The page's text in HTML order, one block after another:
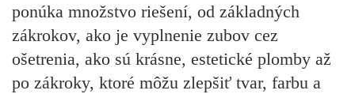
ponúka množstvo riešení, od základných
zákrokov, ako je vyplnenie zubov cez
ošetrenia, ako sú krásne, estetické plomby až
po zákroky, ktoré môžu zlepšiť tvar, farbu a